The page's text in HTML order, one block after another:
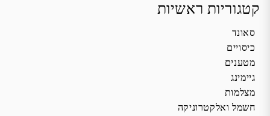
קטגוריות ראשיות
סאונד
כיסויים
מטענים
גיימינג
מצלמות
חשמל ואלקטרוניקה